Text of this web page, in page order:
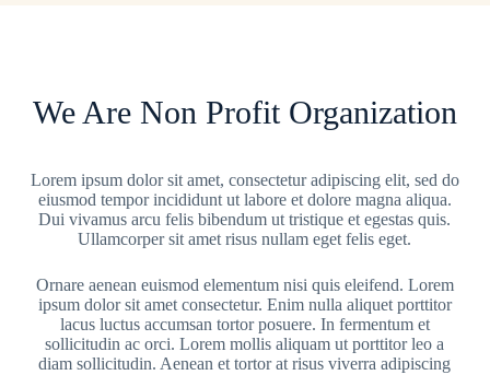
We Are Non Profit Organization
Lorem ipsum dolor sit amet, consectetur adipiscing elit, sed do
eiusmod tempor incididunt ut labore et dolore magna aliqua.
Dui vivamus arcu felis bibendum ut tristique et egestas quis.
Ullamcorper sit amet risus nullam eget felis eget.
Ornare aenean euismod elementum nisi quis eleifend. Lorem
ipsum dolor sit amet consectetur. Enim nulla aliquet porttitor
lacus luctus accumsan tortor posuere. In fermentum et
sollicitudin ac orci. Lorem mollis aliquam ut porttitor leo a
diam sollicitudin. Aenean et tortor at risus viverra adipiscing